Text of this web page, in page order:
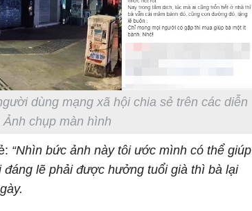
dùng mạng xã hội chia sẻ trên các diễn
Ảnh chụp màn hình
“Nhìn bức ảnh này tôi ước mình có thể giúp
lẽ phải được hưởng tuổi già thì bà lại